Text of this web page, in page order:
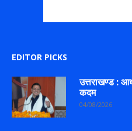
EDITOR PICKS
उत्तराखण्ड :
कदम
04/08/2026